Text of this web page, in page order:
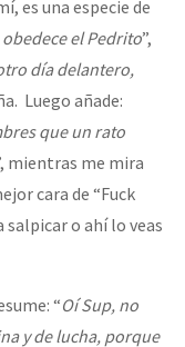
es una especie de
obedece el Pedrito”,
día delantero,
Luego añade:
que un rato
mientras me mira
cara de “Fuck
salpicar o ahí lo veas
“Oí Sup, no
y de lucha, porque